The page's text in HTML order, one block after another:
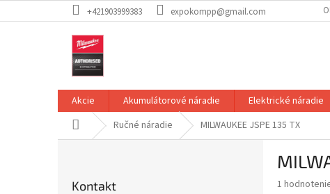
na
+421903999383 expokompp@gmail.com
Akcie Akumulátorové náradie Elektrické náradie
DomovRučné náradie MILWAUKEE JSPE 135 TX
Kontakt
Priemerné
1